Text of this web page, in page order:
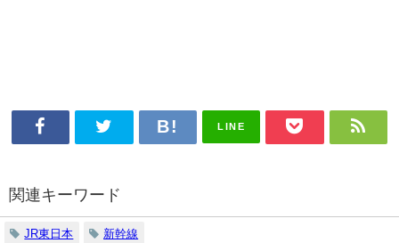
LINE
関連キーワード
JR東日本 新幹線